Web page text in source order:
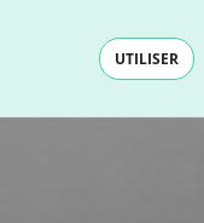
UTILISER